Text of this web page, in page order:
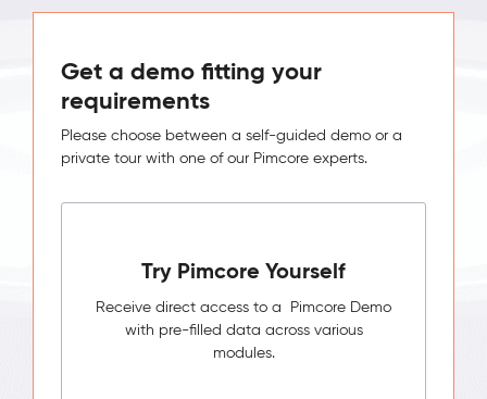
Get a demo fitting your
requirements
Please choose between a self-guided demo or a
private tour with one of our Pimcore experts.
Try Pimcore Yourself
Receive direct access to a Pimcore Demo
with pre-filled data across various
modules.